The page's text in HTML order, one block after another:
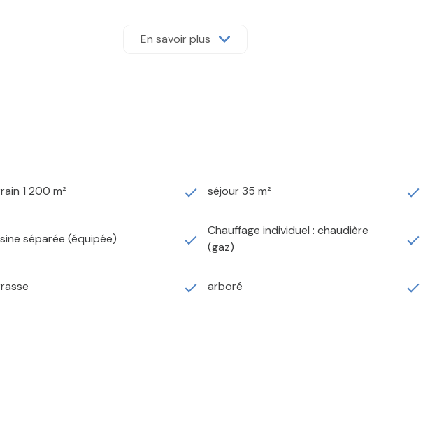
une famille en quête de calme, de confort et de proximité avec les commodités.
En savoir plus
1 200 m² séjour 35 m²
séparée (équipée)
Chauffage individuel : chaudière
(gaz)
arboré